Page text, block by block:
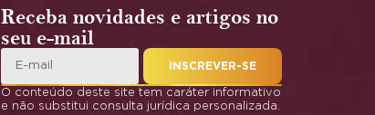
Receba novidades e artigos no
seu e-mail
INSCREVER-SE
O conteúdo deste site tem caráter informativo
e não substitui consulta jurídica personalizada.